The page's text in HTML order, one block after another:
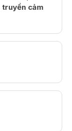
truyền cảm